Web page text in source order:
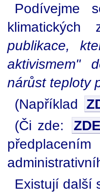
Podívejme
klimatických
publikace,
aktivismem"
nárůst teploty
(Například
(Či zde:
ZDE
Existují další